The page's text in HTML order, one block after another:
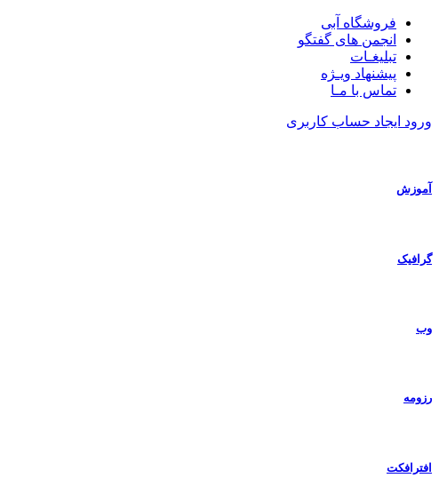
فروشگاه آبی
انجمن های گفتگو
تبلیغـات
پیشنهاد ویـژه
تماس با مـا
ورود ایجاد حساب کاربری
آموزش
گرافیک
وب
رزومه
افترافکت